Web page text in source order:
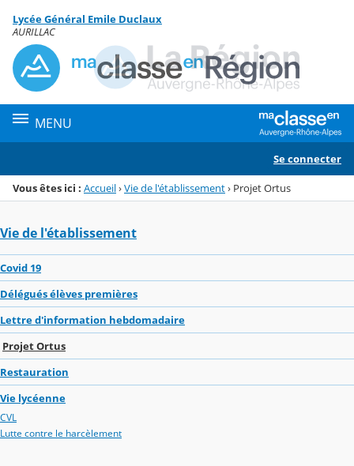
Menu de la rubrique
Contenu
Lycée Général Emile Duclaux
AURILLAC
MENU
Se connecter
Vous êtes ici : Accueil›Vie de l'établissement› Projet Ortus
Vie de l'établissement
Covid 19
Délégués élèves premières
Lettre d'information hebdomadaire
Projet Ortus
Restauration
Vie lycéenne
CVL
Lutte contre le harcèlement